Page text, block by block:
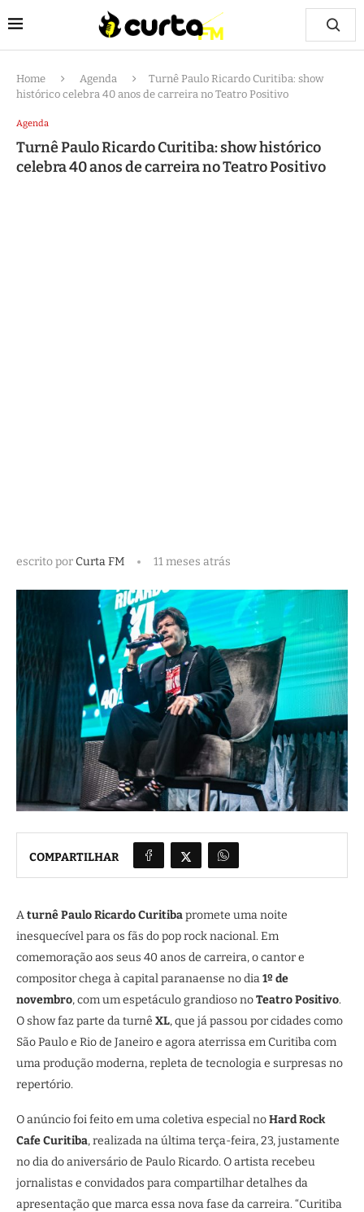
Home Agenda
Turnê Paulo Ricardo Curitiba: show
histórico celebra 40 anos de carreira no Teatro Positivo
Agenda
Turnê Paulo Ricardo Curitiba: show histórico
celebra 40 anos de carreira no Teatro Positivo
escrito porCurta FM 11 meses atrás
COMPARTILHAR
Aturnê Paulo Ricardo Curitibapromete uma noite
inesquecível para os fãs do pop rock nacional. Em
comemoração aos seus 40 anos de carreira, o cantor e
compositor chega à capital paranaense no dia1º de
novembro, com um espetáculo grandioso noTeatro Positivo.
O show faz parte da turnê XL, que já passou por cidades como
São Paulo e Rio de Janeiro e agora aterrissa em Curitiba com
uma produção moderna, repleta de tecnologia e surpresas no
repertório.
O anúncio foi feito em uma coletiva especial noHard Rock
Cafe Curitiba, realizada na última terça-feira, 23, justamente
no dia do aniversário de Paulo Ricardo. O artista recebeu
jornalistas e convidados para compartilhar detalhes da
apresentação que marca essa nova fase da carreira. “Curitiba